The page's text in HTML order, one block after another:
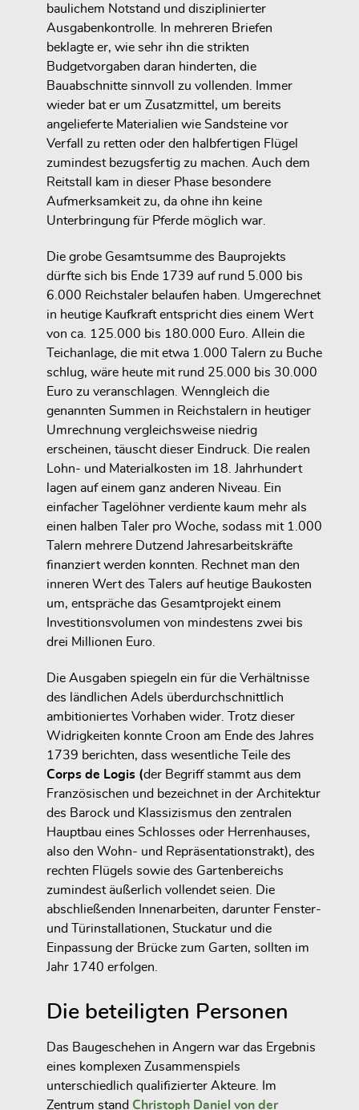
baulichem Notstand und disziplinierter
Ausgabenkontrolle. In mehreren Briefen
beklagte er, wie sehr ihn die strikten
Budgetvorgaben daran hinderten, die
Bauabschnitte sinnvoll zu vollenden. Immer
wieder bat er um Zusatzmittel, um bereits
angelieferte Materialien wie Sandsteine vor
Verfall zu retten oder den halbfertigen Flügel
zumindest bezugsfertig zu machen. Auch dem
Reitstall kam in dieser Phase besondere
Aufmerksamkeit zu, da ohne ihn keine
Unterbringung für Pferde möglich war.
Die grobe Gesamtsumme des Bauprojekts
dürfte sich bis Ende 1739 auf rund 5.000 bis
6.000 Reichstaler belaufen haben. Umgerechnet
in heutige Kaufkraft entspricht dies einem Wert
von ca. 125.000 bis 180.000 Euro. Allein die
Teichanlage, die mit etwa 1.000 Talern zu Buche
schlug, wäre heute mit rund 25.000 bis 30.000
Euro zu veranschlagen. Wenngleich die
genannten Summen in Reichstalern in heutiger
Umrechnung vergleichsweise niedrig
erscheinen, täuscht dieser Eindruck. Die realen
Lohn- und Materialkosten im 18. Jahrhundert
lagen auf einem ganz anderen Niveau. Ein
einfacher Tagelöhner verdiente kaum mehr als
einen halben Taler pro Woche, sodass mit 1.000
Talern mehrere Dutzend Jahresarbeitskräfte
finanziert werden konnten. Rechnet man den
inneren Wert des Talers auf heutige Baukosten
um, entspräche das Gesamtprojekt einem
Investitionsvolumen von mindestens zwei bis
drei Millionen Euro.
Die Ausgaben spiegeln ein für die Verhältnisse
des ländlichen Adels überdurchschnittlich
ambitioniertes Vorhaben wider. Trotz dieser
Widrigkeiten konnte Croon am Ende des Jahres
1739 berichten, dass wesentliche Teile des
Corps de Logis (der Begriff stammt aus dem
Französischen und bezeichnet in der Architektur
des Barock und Klassizismus den zentralen
Hauptbau eines Schlosses oder Herrenhauses,
also den Wohn- und Repräsentationstrakt), des
rechten Flügels sowie des Gartenbereichs
zumindest äußerlich vollendet seien. Die
abschließenden Innenarbeiten, darunter Fenster-
und Türinstallationen, Stuckatur und die
Einpassung der Brücke zum Garten, sollten im
Jahr 1740 erfolgen.
Die beteiligten Personen
Das Baugeschehen in Angern war das Ergebnis
eines komplexen Zusammenspiels
unterschiedlich qualifizierter Akteure. Im
Zentrum stand Christoph Daniel von der